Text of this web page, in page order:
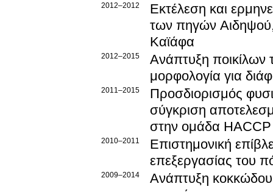
2012–2012
Εκτέλεση και
των πηγών
Καϊάφα
2012–2015
Ανάπτυξη
μορφολογία για
2011–2015
Προσδιορισμός
σύγκριση
στην ομάδα HACCP
2010–2011
Επιστημονική
επεξεργασίας του
2009–2014
Ανάπτυξη